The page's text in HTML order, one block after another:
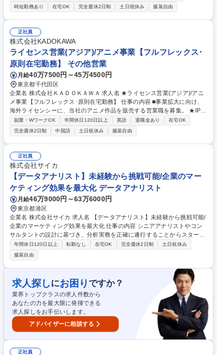
を、マーケティング起点で 設計・推進するポジションです。「LINE」内
アセット（LINE公式アカウントなど）と外部チャネル（SNS・広告）を
横断し、ユーザー獲得の再拡大と非連続な成長機会の創出を担います。■
事業目標から逆算したユーザー獲得戦略（ターゲット・提供価値・チャネ
ルミックス）の立案と推進■「LINE公式アカウント」配信、インセンティ
ブ施策、外部SNS・広告を統合した施策ポートフォリオ設計と運営 ※そ
の他求人下部記載 募集職種 【マーケティング企画・推進担当 / LINEスタ
ンプ】
時短勤務あり
在宅OK 完全週休2日制 土日祝休み 服装自由
正社員
株式会社KADOKAWA
ライセンス営業(アジア)/アニメ事業【フルフレックス･
原則在宅勤務】 その他営業
月給40万7500円～45万4500円
東京都千代田区
企業名 株式会社ＫＡＤＯＫＡＷＡ 求人名 ★ライセンス営業(アジア)/アニ
メ事業【フルフレックス･原則在宅勤務】 仕事の内容 ■事業拡大に向け、
海外ライセンシーに、当社のアニメ作品を販売する営業職を募集。 ★IP創
出大手KADOKAWA/世界に当社作品を発信/フルフレックス･高いリモート
ワーク率で柔軟な働き方を実現★ 特にアジアセールス・サポートポジショ
ンを想定。窓口権やMD権の調整など、難度の高い交渉をお任せする可能
性あり。そのためライセンス営業として豊富なご経験でより事業を拡大す
るために能動的に動いて頂く業務。 【具体的には】海外ライセンシーとの
MTG･諸条件の交渉、必要となる資料作成やデータ検証等。アニメプロデ
ューサーや宣伝スタッフの連携、営業戦略や作品評価のFB、各種調整等。
募集職種 ★ライセンス営業(アジア)/アニメ事業【フルフレックス･原則在
宅勤務】
副業・WワークOK 年間休日120日以上 英語 退職金あり
在宅OK
完全週休2日制
中国語 土日祝休み 服装自由
正社員
株式会社サイカ
【データアナリスト】未経験から挑戦可能/企業のマー
ケティング効果を最大化 データアナリスト
月給46万9000円～63万6000円
東京都港区
企業名 株式会社サイカ 求人名 【データアナリスト】未経験から挑戦可能/
企業のマーケティング効果を最大化 仕事の内容 シニアアナリストやコン
サルタントの設計に基づき、分析実務を正確に遂行することからスタート
します。経験を積みながら徐々に担当領域を広げ、プロジェクトのメイン
担当としての役割をお願いいたします。 【分析業務】・分析設計に基づい
たデータ構築 ビジネス課題を解決するための分析アプローチを理解し、必
要なデータの定義・抽出・加工を自律的に行う（Excel, SQL, Python/R等
を使用）。 ・仮説検証型モデリング 単にツールを操作するだけでなく、
仮説に基づいたMMM（マーケティング・ミックス・モデリング）等の分
析モデルを構築・実行し、試行錯誤を通じて精度の高いモデルを作り上げ
る。 募集職種 【データアナリスト】未経験から挑戦可能/企業のマーケテ
ィング効果を最大化
年間休日120日以上 転勤なし 在宅OK 完全週休2日制
土日祝休み
服装自由
求人探しにお困り ですか？
業界トップクラスの求人件数から
あなたの力を最大限に発揮できる
求人探しをお手伝いします。
アドバイザーに相談する
正社員